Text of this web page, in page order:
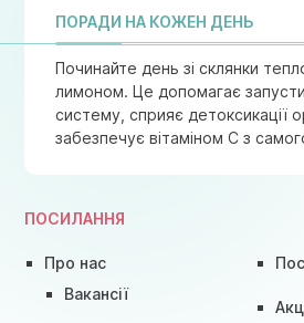
ПОСИЛАННЯ
Про нас
Вакансії
ПОРАДИ НА КОЖЕН ДЕНЬ
Починайте день зі склянки
лимоном. Це допомагає
систему, сприяє детоксикації
забезпечує вітаміном C з